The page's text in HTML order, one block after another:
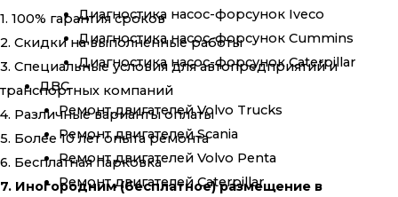
Диагностика насос-форсунок Iveco
Диагностика насос-форсунок Cummins
Диагностика насос-форсунок Caterpillar
ДВС
Ремонт двигателей Volvo Trucks
Ремонт двигателей Scania
Ремонт двигателей Volvo Penta
Ремонт двигателей Caterpillar
1. 100% гарантия сроков
2. Скидки на выполненные работы
3. Специальные условия для автопредприятий и
транспортных компаний
4. Различные варианты оплаты
5. Более 10 лет опыта ремонта
6. Бесплатная парковка
7. Иногородним (бесплатное) размещение в